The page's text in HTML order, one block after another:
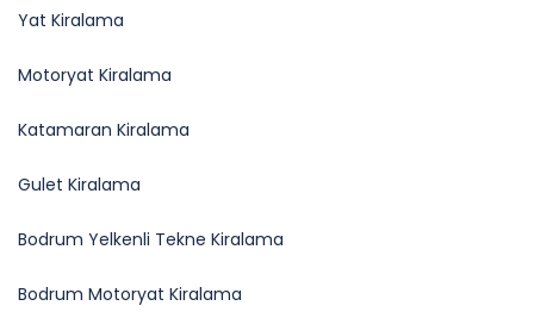
Yat Kiralama
Motoryat Kiralama
Katamaran Kiralama
Gulet Kiralama
Bodrum Yelkenli Tekne Kiralama
Bodrum Motoryat Kiralama